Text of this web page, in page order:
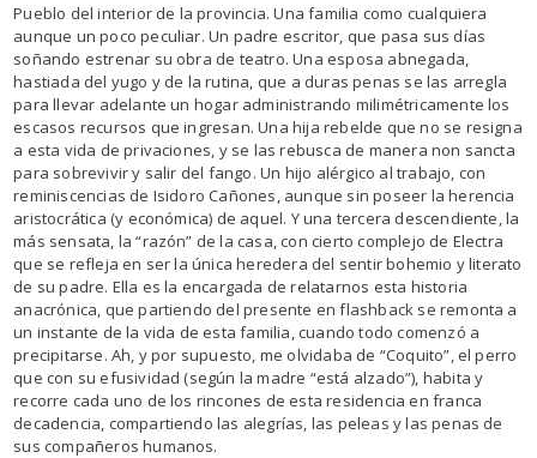
Pueblo del interior de la provincia. Una familia como cualquiera
aunque un poco peculiar. Un padre escritor, que pasa sus días
soñando estrenar su obra de teatro. Una esposa abnegada,
hastiada del yugo y de la rutina, que a duras penas se las arregla
para llevar adelante un hogar administrando milimétricamente los
escasos recursos que ingresan. Una hija rebelde que no se resigna
a esta vida de privaciones, y se las rebusca de manera non sancta
para sobrevivir y salir del fango. Un hijo alérgico al trabajo, con
reminiscencias de Isidoro Cañones, aunque sin poseer la herencia
aristocrática (y económica) de aquel. Y una tercera descendiente, la
más sensata, la “razón” de la casa, con cierto complejo de Electra
que se refleja en ser la única heredera del sentir bohemio y literato
de su padre. Ella es la encargada de relatarnos esta historia
anacrónica, que partiendo del presente en flashback se remonta a
un instante de la vida de esta familia, cuando todo comenzó a
precipitarse. Ah, y por supuesto, me olvidaba de “Coquito”, el perro
que con su efusividad (según la madre “está alzado”), habita y
recorre cada uno de los rincones de esta residencia en franca
decadencia, compartiendo las alegrías, las peleas y las penas de
sus compañeros humanos.